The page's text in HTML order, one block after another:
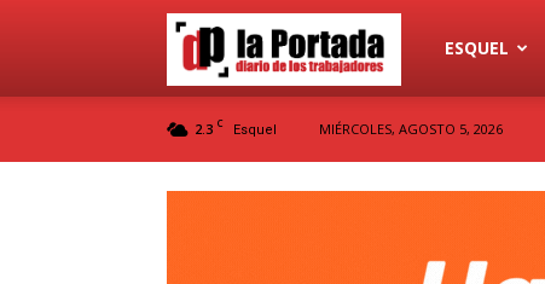
Diario
ESQUEL
2.3 C Esquel MIÉRCOLES, AGOSTO 5, 2026